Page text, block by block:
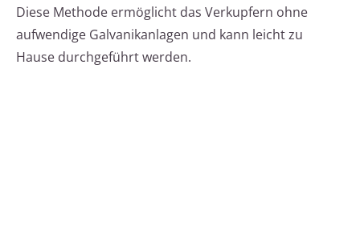
Diese Methode ermöglicht das Verkupfern ohne
aufwendige Galvanikanlagen und kann leicht zu
Hause durchgeführt werden.